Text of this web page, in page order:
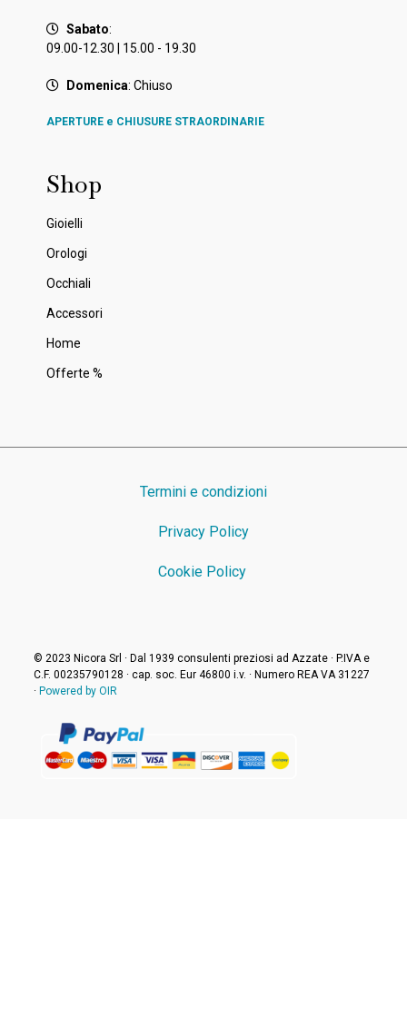
Sabato:
09.00-12.30 | 15.00 - 19.30
Domenica: Chiuso
APERTURE e CHIUSURE STRAORDINARIE
Shop
Gioielli
Orologi
Occhiali
Accessori
Home
Offerte %
Termini e condizioni
Privacy Policy
Cookie Policy
© 2023 Nicora Srl · Dal 1939 consulenti preziosi ad Azzate · P.IVA e
C.F. 00235790128 · cap. soc. Eur 46800 i.v. · Numero REA VA 31227
· Powered by OIR